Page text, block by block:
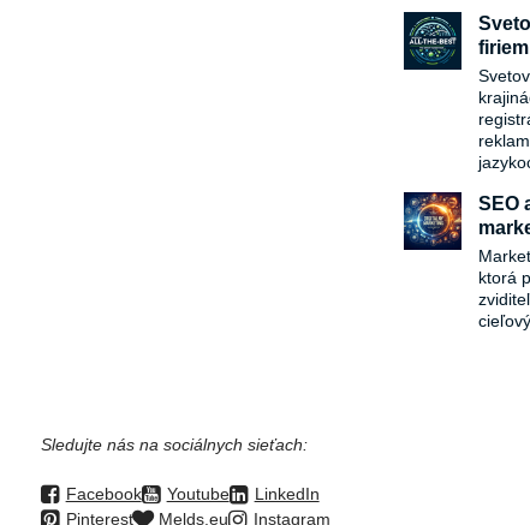
firiem
SEO
ktorá
Sledujte nás na sociálnych sieťach:
Facebook Youtube
LinkedIn
Pinterest
Melds.eu
Instagram